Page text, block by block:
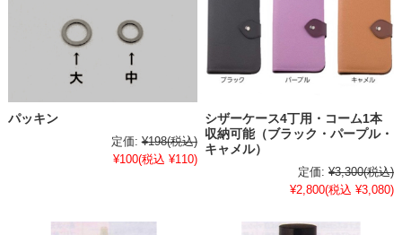
パッキン
定価: ¥198(税込)
¥100(税込 ¥110)
シザーケース4丁用・コーム1本
収納可能（ブラック・パープル・
キャメル）
定価: ¥3,300(税込)
¥2,800(税込 ¥3,080)